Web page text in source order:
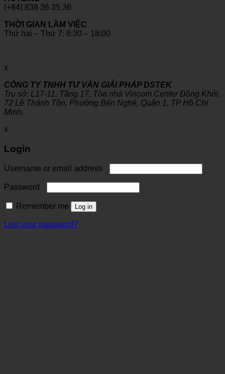
(+84) 838 36 35 36
THỜI GIAN LÀM VIỆC
Thứ hai – Thứ 7: 8:30 – 18:00
x
CÔNG TY TNHH TƯ VẤN GIẢI PHÁP DSTEK
Trụ sở: L17-11, Tầng 17, Tòa nhà Vincom Center Đồng Khởi,
72 Lê Thánh Tôn, Phường Bến Nghé, Quận 1, TP Hồ Chí
Minh.
x
Login
Username or email address
Password
Remember me Log in
Lost your password?